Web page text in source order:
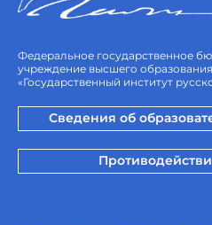
Федеральное государственное
учреждение высшего образования
«Государственный институт
Сведения об